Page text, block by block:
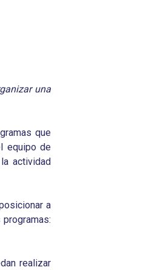
una
que
equipo de
actividad
a
realizar